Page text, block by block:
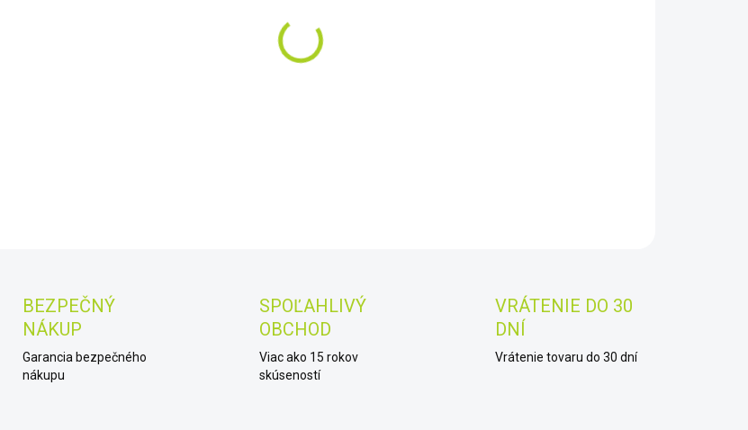
BEZPEČNÝ
NÁKUP
Garancia bezpečného
nákupu
SPOĽAHLIVÝ
OBCHOD
Viac ako 15 rokov
skúseností
VRÁTENIE DO 30
DNÍ
Vrátenie tovaru do 30 dní